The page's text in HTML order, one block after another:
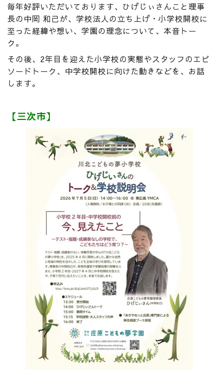
毎年好評いただいております、ひげじぃさんこと理事
長の中岡 和己が、学校法人の立ち上げ・小学校開校に
至った経緯や想い、学園の理念について、本音トー
ク。
その後、2年目を迎えた小学校の実態やスタッフのエピ
ソードトーク、中学校開校に向けた動きなどを、お話
します。
【三次市】